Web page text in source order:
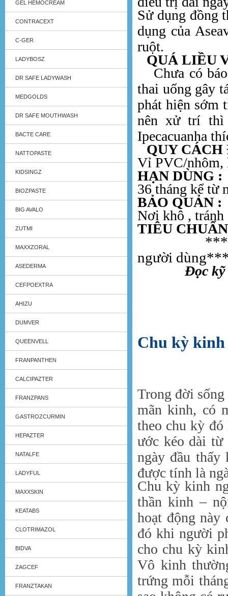
GEL HEMOCREAM
CONTRACEXT
C-GER
LADYBOSZ
DR SAFE LADYWASH
MEDGOLDS
DR SAFE MOUTHWASH
BACTE CARE
NATTOPASTE
KIDSINGZ
BIOZPASTE
BIG AVALO
ZUTMI
MAXXZORAL
ASEDERMA
CEFPOEXTRA
AHIZU
DUMVER
QUEENVELL
FRANPANTHEN
CALCIPAZTER
FRANZPANS
GASTROZCURMIN
HEPAZTER
NATALFE
LADYFUL
MAXXSKIN
KEATABS
CLOTRIMAZOL
BIDVA
ZAGCEF
FRANZTAKAN
Sử dụng đồng
dụng của
ruột.
QUÁ LIỀU
Chưa có báo
thai uống gây
phát hiện sớm
nên xử trí thì
Ipecacuanha
QUY CÁCH
Vỉ PVC/nhôm,
HẠN DÙNG :
36 tháng kể từ
BẢO QUẢN :
Nơi khô , tránh
TIÊU
***
người
Đọc
Chu kỳ kinh
Trong đời
mãn kinh, có
theo chu kỳ
ước kéo dài từ
ngày đầu
được tính là
Chu kỳ kinh
thần kinh –
hoạt động này
đó khi người
cho chu kỳ
Vô kinh
trứng mỗi